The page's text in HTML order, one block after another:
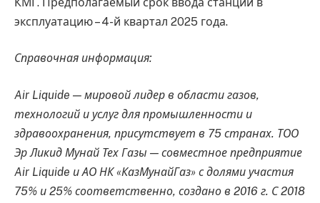
эксплуатацию – 4-й квартал 2025 года.
Справочная информация:
Air Liquide — мировой лидер в области газов,
технологий и услуг для промышленности и
здравоохранения, присутствует в 75 странах. ТОО
Эр Ликид Мунай Тех Газы — совместное предприятие
Air Liquide и АО НК «КазМунайГаз» с долями участия
75% и 25% соответственно, создано в 2016 г. С 2018